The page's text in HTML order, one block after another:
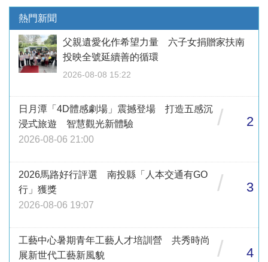
熱門新聞
父親遺愛化作希望力量 六子女捐贈家扶南
投映全號延續善的循環
2026-08-08 15:22
日月潭「4D體感劇場」震撼登場 打造五感沉
浸式旅遊 智慧觀光新體驗
2026-08-06 21:00
/ 2
2026馬路好行評選 南投縣「人本交通有GO
行」獲獎
2026-08-06 19:07
/ 3
工藝中心暑期青年工藝人才培訓營 共秀時尚
展新世代工藝新風貌
/ 4